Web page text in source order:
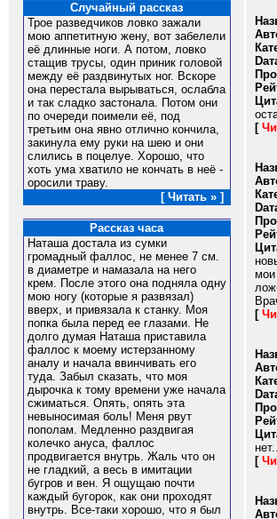
Случайный рассказ
Трое разведчиков ловко зажали
мою аппетитную жену, вот забелели
её длинные ноги. А потом, ловко
стащив трусы, один приник головой
между её раздвинутых ног. Вскоре
она перестала вырываться, ослабла
и так сладко застонала. Потом они
по очереди поимели её, под
третьим она явно отлично кончила,
закинула ему руки на шею и они
слились в поцелуе. Хорошо, что
хоть ума хватило не кончать в неё -
оросили траву.
[ Читать » ]
Рассказ часа
Наташа достала из сумки
громадный фаллос, не менее 7 см.
в диаметре и намазала на него
крем. После этого она подняла одну
мою ногу (которые я развязал)
вверх, и привязала к станку. Моя
попка была перед ее глазами. Не
долго думая Наташа приставила
фаллос к моему истерзанному
аналу и начала ввинчивать его
туда. Забыл сказать, что моя
дырочка к тому времени уже начала
сжиматься. Опять, опять эта
невыносимая боль! Меня рвут
пополам. Медленно раздвигая
колечко ануса, фаллос
продвигается внутрь. Жаль что он
не гладкий, а весь в имитации
бугров и вен. Я ощущаю почти
каждый бугорок, как они проходят
внутрь. Все-таки хорошо, что я был
[
[
[